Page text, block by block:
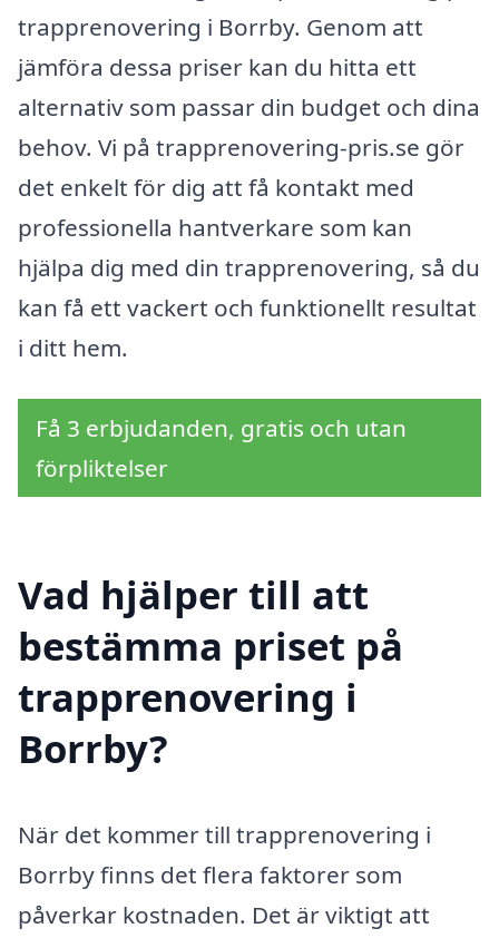
trapprenovering i Borrby. Genom att
jämföra dessa priser kan du hitta ett
alternativ som passar din budget och dina
behov. Vi på trapprenovering-pris.se gör
det enkelt för dig att få kontakt med
professionella hantverkare som kan
hjälpa dig med din trapprenovering, så du
kan få ett vackert och funktionellt resultat
i ditt hem.
Få 3 erbjudanden, gratis och utan
förpliktelser
Vad hjälper till att
bestämma priset på
trapprenovering i
Borrby?
När det kommer till trapprenovering i
Borrby finns det flera faktorer som
påverkar kostnaden. Det är viktigt att